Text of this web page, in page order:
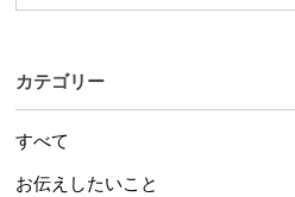
カテゴリー
すべて
お伝えしたいこと